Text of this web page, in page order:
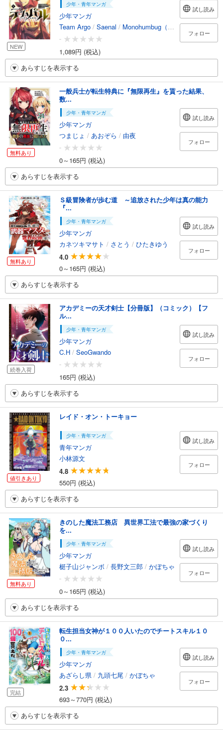
NEW
少年・青年マンガ
少年マンガ
Team Argo / Saenal / Monohumbug（REDICE STUDIO）
-
1,089円 (税込)
試し読み
フォロー
あらすじを表示する
無料あり
一般兵士が転生特典に『無限再生』を貰った結果、
数...
少年・青年マンガ
少年マンガ
つまじょ / あおぞら / 由夜
-
0～165円 (税込)
試し読み
フォロー
あらすじを表示する
無料あり
Ｓ級冒険者が歩む道 ～追放された少年は真の能力
『...
少年・青年マンガ
少年マンガ
カネツキマサト / さとう / ひたきゆう
4.0
0～165円 (税込)
試し読み
フォロー
あらすじを表示する
続巻入荷
アカデミーの天才剣士【分冊版】（コミック）【フ
ル...
少年・青年マンガ
少年マンガ
C.H / SeoGwando
-
165円 (税込)
試し読み
フォロー
あらすじを表示する
値引きあり
レイド・オン・トーキョー
少年・青年マンガ
青年マンガ
小林源文
4.8
550円 (税込)
試し読み
フォロー
あらすじを表示する
無料あり
きのした魔法工務店 異世界工法で最強の家づくり
を...
少年・青年マンガ
少年マンガ
梃子山ジャンボ / 長野文三郎 / かぼちゃ
-
0～165円 (税込)
試し読み
フォロー
あらすじを表示する
完結
転生担当女神が１００人いたのでチートスキル１０
０...
少年・青年マンガ
少年マンガ
あざらし県 / 九頭七尾 / かぼちゃ
2.3
693～770円 (税込)
試し読み
フォロー
あらすじを表示する